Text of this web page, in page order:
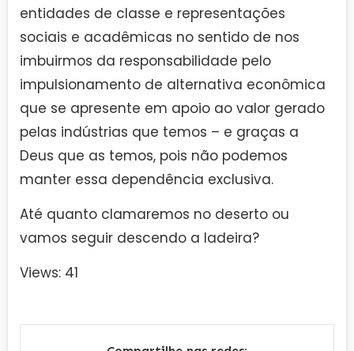
entidades de classe e representações
sociais e acadêmicas no sentido de nos
imbuirmos da responsabilidade pelo
impulsionamento de alternativa econômica
que se apresente em apoio ao valor gerado
pelas indústrias que temos – e graças a
Deus que as temos, pois não podemos
manter essa dependência exclusiva.
Até quanto clamaremos no deserto ou
vamos seguir descendo a ladeira?
Views: 41